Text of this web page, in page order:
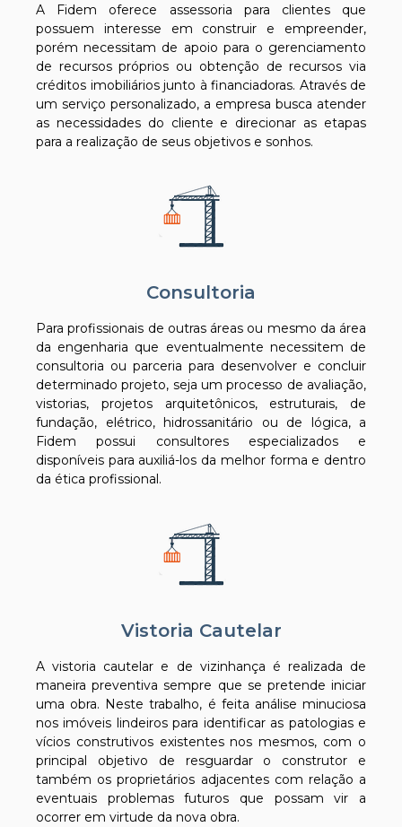
A Fidem oferece assessoria para clientes que
possuem interesse em construir e empreender,
porém necessitam de apoio para o gerenciamento
de recursos próprios ou obtenção de recursos via
créditos imobiliários junto à financiadoras. Através de
um serviço personalizado, a empresa busca atender
as necessidades do cliente e direcionar as etapas
para a realização de seus objetivos e sonhos.
Consultoria
Para profissionais de outras áreas ou mesmo da área
da engenharia que eventualmente necessitem de
consultoria ou parceria para desenvolver e concluir
determinado projeto, seja um processo de avaliação,
vistorias, projetos arquitetônicos, estruturais, de
fundação, elétrico, hidrossanitário ou de lógica, a
Fidem possui consultores especializados e
disponíveis para auxiliá-los da melhor forma e dentro
da ética profissional.
Vistoria Cautelar
A vistoria cautelar e de vizinhança é realizada de
maneira preventiva sempre que se pretende iniciar
uma obra. Neste trabalho, é feita análise minuciosa
nos imóveis lindeiros para identificar as patologias e
vícios construtivos existentes nos mesmos, com o
principal objetivo de resguardar o construtor e
também os proprietários adjacentes com relação a
eventuais problemas futuros que possam vir a
ocorrer em virtude da nova obra.